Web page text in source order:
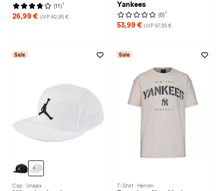
(11) 1
26,99 € UVP 40,95 €
Yankees
(0) 1
53,99 € UVP 97,95 €
Sale
Cap · Unisex
Sale
T-Shirt · Herren